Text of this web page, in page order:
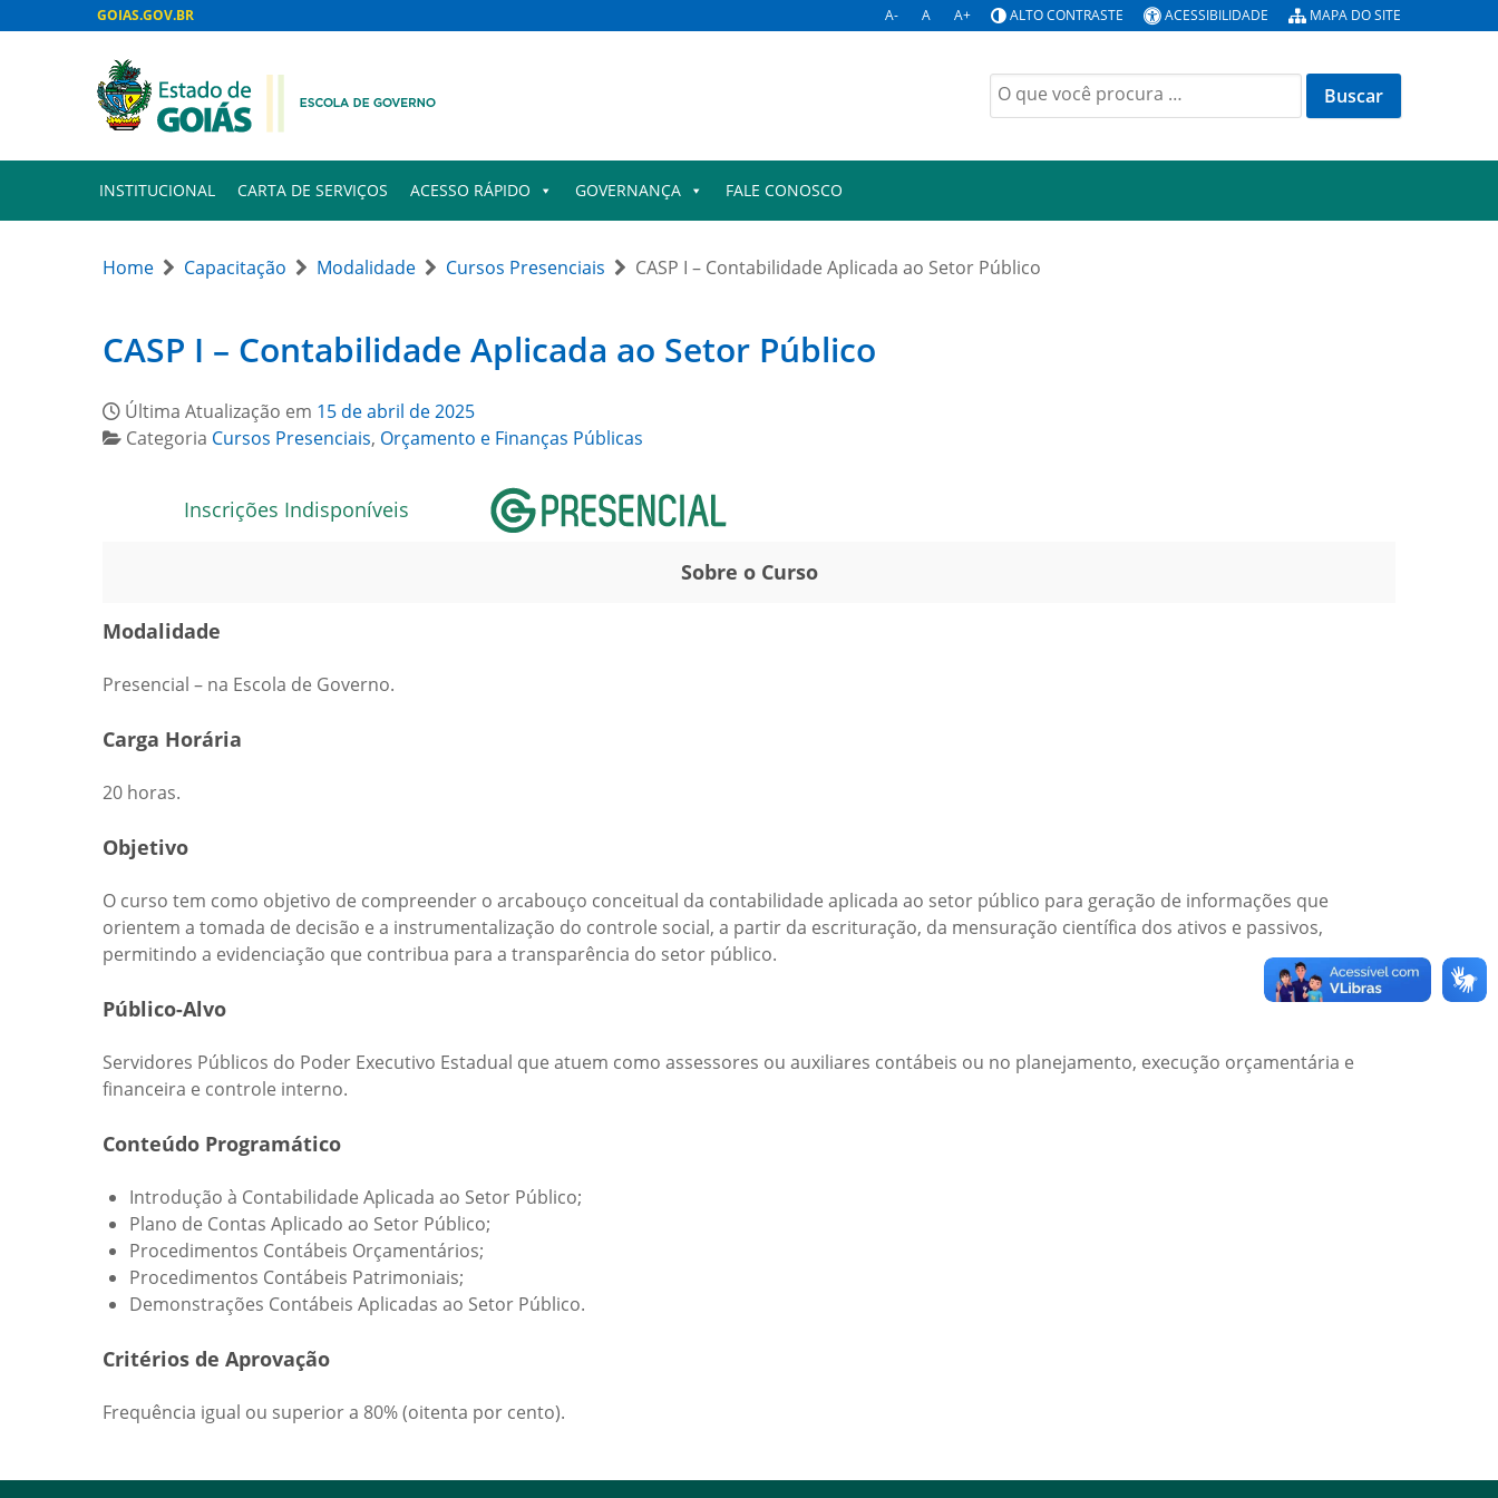
GOIAS.GOV.BR A- A A+ ALTO CONTRASTE ACESSIBILIDADE MAPA DO SITE
Buscar
por:
INSTITUCIONAL CARTA DE SERVIÇOS ACESSO RÁPIDO GOVERNANÇA FALE CONOSCO
Home Capacitação Modalidade Cursos Presenciais CASP I – Contabilidade Aplicada ao Setor Público
CASP I – Contabilidade Aplicada ao Setor Público
Última Atualização em 15 de abril de 2025
Categoria Cursos Presenciais, Orçamento e Finanças Públicas
Inscrições Indisponíveis
Sobre o Curso
Modalidade
Presencial – na Escola de Governo.
Carga Horária
20 horas.
Objetivo
O curso tem como objetivo de compreender o arcabouço conceitual da contabilidade aplicada ao setor público para geração de informações que
orientem a tomada de decisão e a instrumentalização do controle social, a partir da escrituração, da mensuração científica dos ativos e passivos,
permitindo a evidenciação que contribua para a transparência do setor público.
Público-Alvo
Servidores Públicos do Poder Executivo Estadual que atuem como assessores ou auxiliares contábeis ou no planejamento, execução orçamentária e
financeira e controle interno.
Conteúdo Programático
Introdução à Contabilidade Aplicada ao Setor Público;
Plano de Contas Aplicado ao Setor Público;
Procedimentos Contábeis Orçamentários;
Procedimentos Contábeis Patrimoniais;
Demonstrações Contábeis Aplicadas ao Setor Público.
Critérios de Aprovação
Frequência igual ou superior a 80% (oitenta por cento).